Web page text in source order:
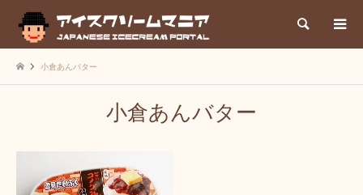
検索
小倉あんバター
小倉あんバター